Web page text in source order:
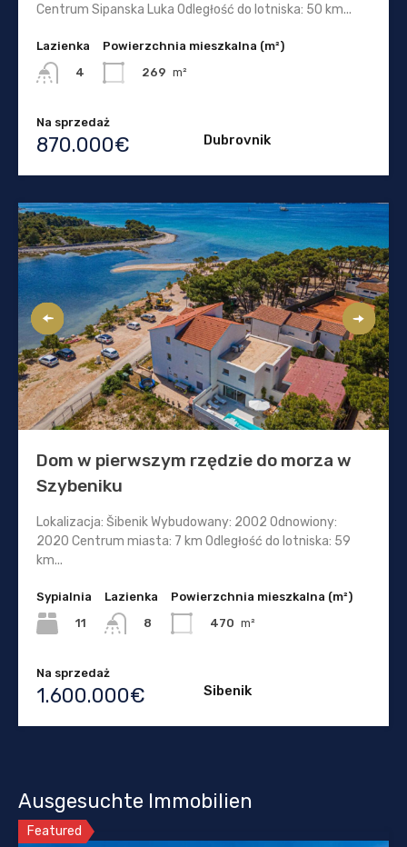
Centrum Sipanska Luka Odległość do lotniska: 50 km...
Lazienka
4
Powierzchnia mieszkalna (m²)
269 m²
Na sprzedaż
870.000€ Dubrovnik
Dom w pierwszym rzędzie do morza w
Szybeniku
Lokalizacja: Šibenik Wybudowany: 2002 Odnowiony:
2020 Centrum miasta: 7 km Odległość do lotniska: 59
km...
Sypialnia
11
Lazienka
8
Powierzchnia mieszkalna (m²)
470 m²
Na sprzedaż
1.600.000€ Sibenik
Ausgesuchte Immobilien
Featured